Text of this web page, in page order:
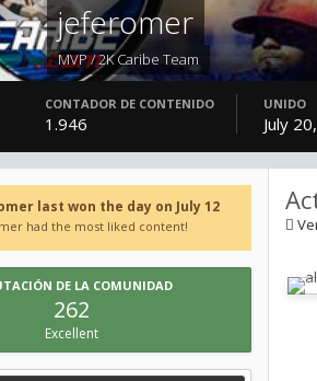
jeferomer
MVP / 2K Caribe Team
CONTADOR DE CONTENIDO
1.946
UNIDO
July
last won the day on July 12
had the most liked content!
DE LA COMUNIDAD
262
Excellent